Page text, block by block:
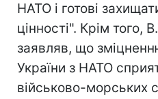
НАТО і готові
цінності". Крім того,
заявляв, що
України з НАТО
військово-морських